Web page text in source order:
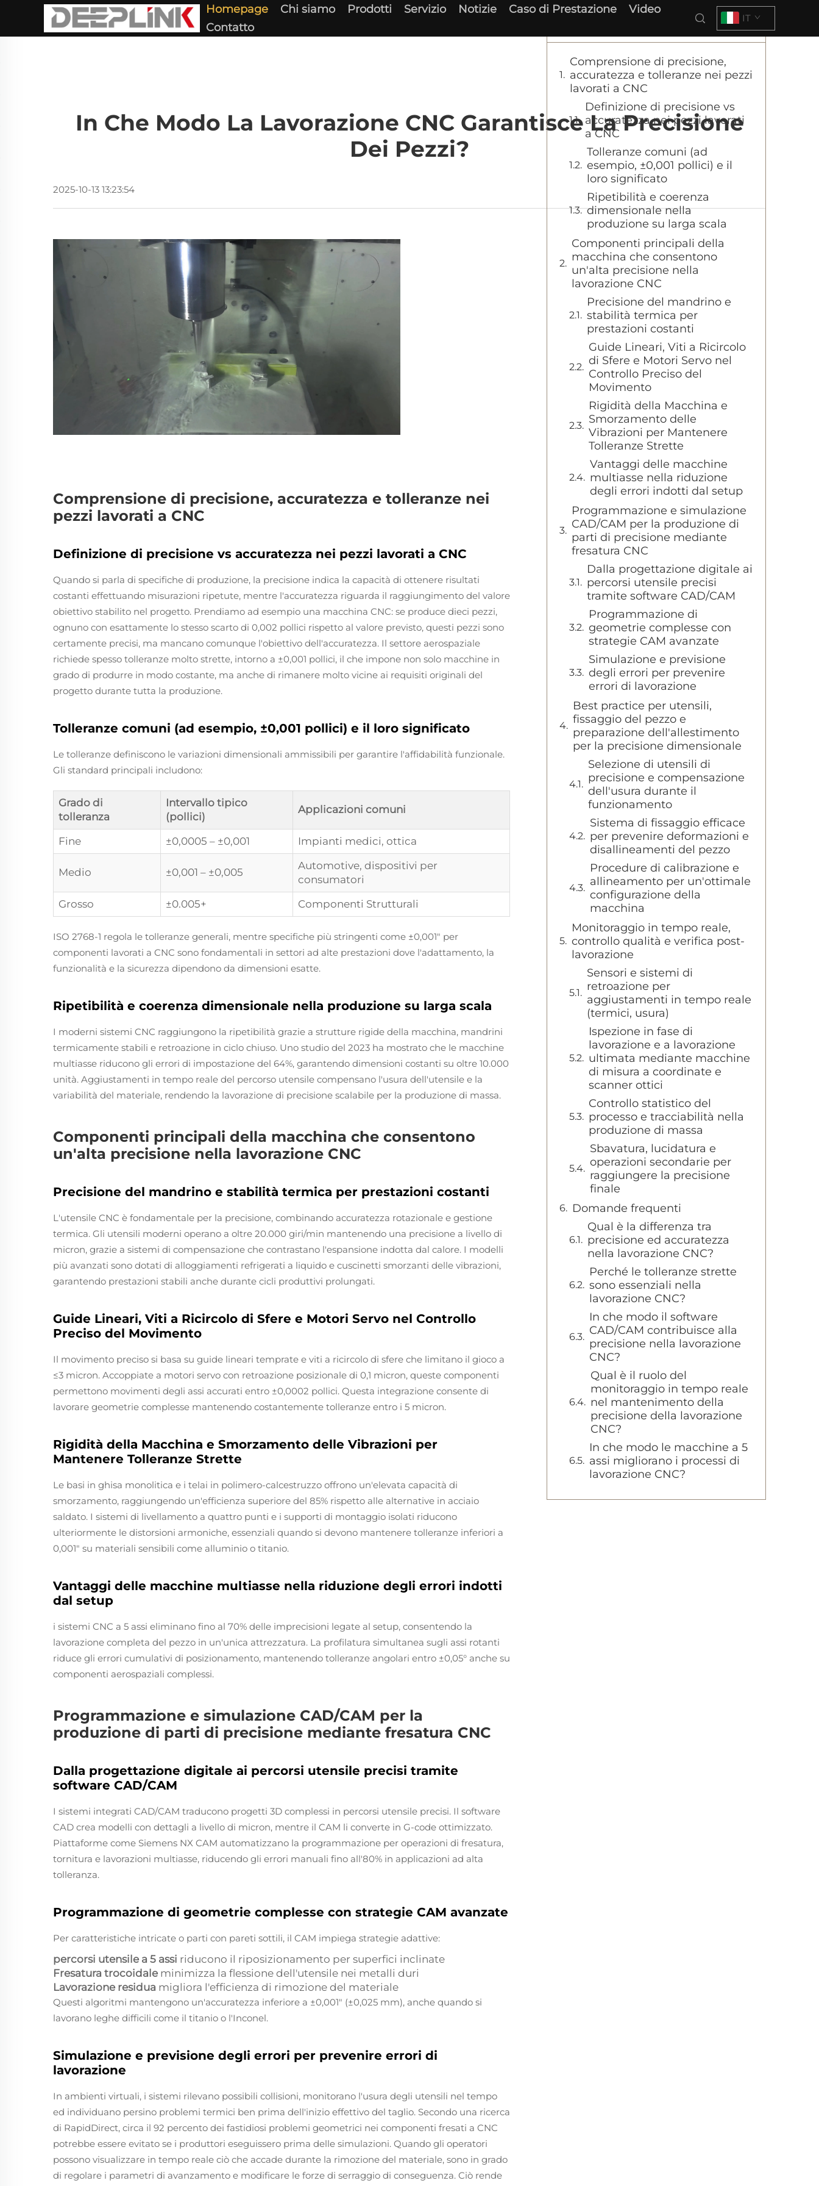
Homepage Chi siamo Prodotti Servizio Notizie Caso di Prestazione
Video
Contatto
IT
In Che Modo La Lavorazione CNC Garantisce La Precisione
Dei Pezzi?
2025-10-13 13:23:54
Comprensione di precisione, accuratezza e tolleranze nei
pezzi lavorati a CNC
Definizione di precisione vs accuratezza nei pezzi lavorati a CNC
Quando si parla di specifiche di produzione, la precisione indica la capacità di ottenere risultati
costanti effettuando misurazioni ripetute, mentre l'accuratezza riguarda il raggiungimento del valore
obiettivo stabilito nel progetto. Prendiamo ad esempio una macchina CNC: se produce dieci pezzi,
ognuno con esattamente lo stesso scarto di 0,002 pollici rispetto al valore previsto, questi pezzi sono
certamente precisi, ma mancano comunque l'obiettivo dell'accuratezza. Il settore aerospaziale
richiede spesso tolleranze molto strette, intorno a ±0,001 pollici, il che impone non solo macchine in
grado di produrre in modo costante, ma anche di rimanere molto vicine ai requisiti originali del
progetto durante tutta la produzione.
Tolleranze comuni (ad esempio, ±0,001 pollici) e il loro significato
Le tolleranze definiscono le variazioni dimensionali ammissibili per garantire l'affidabilità funzionale.
Gli standard principali includono:
Grado di
tolleranza
Intervallo tipico
(pollici)
Applicazioni comuni
Fine ±0,0005 – ±0,001 Impianti medici, ottica
Medio ±0,001 – ±0,005
Automotive, dispositivi per
consumatori
Grosso
±0.005+ Componenti Strutturali
ISO 2768-1 regola le tolleranze generali, mentre specifiche più stringenti come ±0,001" per
componenti lavorati a CNC sono fondamentali in settori ad alte prestazioni dove l'adattamento, la
funzionalità e la sicurezza dipendono da dimensioni esatte.
Ripetibilità e coerenza dimensionale nella produzione su larga scala
I moderni sistemi CNC raggiungono la ripetibilità grazie a strutture rigide della macchina, mandrini
termicamente stabili e retroazione in ciclo chiuso. Uno studio del 2023 ha mostrato che le macchine
multiasse riducono gli errori di impostazione del 64%, garantendo dimensioni costanti su oltre 10.000
unità. Aggiustamenti in tempo reale del percorso utensile compensano l'usura dell'utensile e la
variabilità del materiale, rendendo la lavorazione di precisione scalabile per la produzione di massa.
Componenti principali della macchina che consentono
un'alta precisione nella lavorazione CNC
Precisione del mandrino e stabilità termica per prestazioni costanti
L'utensile CNC è fondamentale per la precisione, combinando accuratezza rotazionale e gestione
termica. Gli utensili moderni operano a oltre 20.000 giri/min mantenendo una precisione a livello di
micron, grazie a sistemi di compensazione che contrastano l'espansione indotta dal calore. I modelli
più avanzati sono dotati di alloggiamenti refrigerati a liquido e cuscinetti smorzanti delle vibrazioni,
garantendo prestazioni stabili anche durante cicli produttivi prolungati.
Guide Lineari, Viti a Ricircolo di Sfere e Motori Servo nel Controllo
Preciso del Movimento
Il movimento preciso si basa su guide lineari temprate e viti a ricircolo di sfere che limitano il gioco a
≤3 micron. Accoppiate a motori servo con retroazione posizionale di 0,1 micron, queste componenti
permettono movimenti degli assi accurati entro ±0,0002 pollici. Questa integrazione consente di
lavorare geometrie complesse mantenendo costantemente tolleranze entro i 5 micron.
Rigidità della Macchina e Smorzamento delle Vibrazioni per
Mantenere Tolleranze Strette
Le basi in ghisa monolitica e i telai in polimero-calcestruzzo offrono un'elevata capacità di
smorzamento, raggiungendo un'efficienza superiore del 85% rispetto alle alternative in acciaio
saldato. I sistemi di livellamento a quattro punti e i supporti di montaggio isolati riducono
ulteriormente le distorsioni armoniche, essenziali quando si devono mantenere tolleranze inferiori a
0,001" su materiali sensibili come alluminio o titanio.
Vantaggi delle macchine multiasse nella riduzione degli errori indotti
dal setup
i sistemi CNC a 5 assi eliminano fino al 70% delle imprecisioni legate al setup, consentendo la
lavorazione completa del pezzo in un'unica attrezzatura. La profilatura simultanea sugli assi rotanti
riduce gli errori cumulativi di posizionamento, mantenendo tolleranze angolari entro ±0,05° anche su
componenti aerospaziali complessi.
Programmazione e simulazione CAD/CAM per la
produzione di parti di precisione mediante fresatura CNC
Dalla progettazione digitale ai percorsi utensile precisi tramite
software CAD/CAM
I sistemi integrati CAD/CAM traducono progetti 3D complessi in percorsi utensile precisi. Il software
CAD crea modelli con dettagli a livello di micron, mentre il CAM li converte in G-code ottimizzato.
Piattaforme come Siemens NX CAM automatizzano la programmazione per operazioni di fresatura,
tornitura e lavorazioni multiasse, riducendo gli errori manuali fino all'80% in applicazioni ad alta
tolleranza.
Programmazione di geometrie complesse con strategie CAM avanzate
Per caratteristiche intricate o parti con pareti sottili, il CAM impiega strategie adattive:
percorsi utensile a 5 assi riducono il riposizionamento per superfici inclinate
Fresatura trocoidale minimizza la flessione dell'utensile nei metalli duri
Lavorazione residua migliora l'efficienza di rimozione del materiale
Questi algoritmi mantengono un'accuratezza inferiore a ±0,001" (±0,025 mm), anche quando si
lavorano leghe difficili come il titanio o l'Inconel.
Simulazione e previsione degli errori per prevenire errori di
lavorazione
In ambienti virtuali, i sistemi rilevano possibili collisioni, monitorano l'usura degli utensili nel tempo
ed individuano persino problemi termici ben prima dell'inizio effettivo del taglio. Secondo una ricerca
di RapidDirect, circa il 92 percento dei fastidiosi problemi geometrici nei componenti fresati a CNC
potrebbe essere evitato se i produttori eseguissero prima delle simulazioni. Quando gli operatori
possono visualizzare in tempo reale ciò che accade durante la rimozione del materiale, sono in grado
di regolare i parametri di avanzamento e modificare le forze di serraggio di conseguenza. Ciò rende
Comprensione di precisione,
accuratezza e tolleranze nei pezzi
lavorati a CNC
Definizione di precisione vs
accuratezza nei pezzi lavorati
a CNC
Tolleranze comuni (ad
esempio, ±0,001 pollici) e il
loro significato
Ripetibilità e coerenza
dimensionale nella
produzione su larga scala
Componenti principali della
macchina che consentono
un'alta precisione nella
lavorazione CNC
Precisione del mandrino e
stabilità termica per
prestazioni costanti
Guide Lineari, Viti a Ricircolo
di Sfere e Motori Servo nel
Controllo Preciso del
Movimento
Rigidità della Macchina e
Smorzamento delle
Vibrazioni per Mantenere
Tolleranze Strette
Vantaggi delle macchine
multiasse nella riduzione
degli errori indotti dal setup
Programmazione e simulazione
CAD/CAM per la produzione di
parti di precisione mediante
fresatura CNC
Dalla progettazione digitale ai
percorsi utensile precisi
tramite software CAD/CAM
Programmazione di
geometrie complesse con
strategie CAM avanzate
Simulazione e previsione
degli errori per prevenire
errori di lavorazione
Best practice per utensili,
fissaggio del pezzo e
preparazione dell'allestimento
per la precisione dimensionale
Selezione di utensili di
precisione e compensazione
dell'usura durante il
funzionamento
Sistema di fissaggio efficace
per prevenire deformazioni e
disallineamenti del pezzo
Procedure di calibrazione e
allineamento per un'ottimale
configurazione della
macchina
Monitoraggio in tempo reale,
controllo qualità e verifica post-
lavorazione
Sensori e sistemi di
retroazione per
aggiustamenti in tempo reale
(termici, usura)
Ispezione in fase di
lavorazione e a lavorazione
ultimata mediante macchine
di misura a coordinate e
scanner ottici
Controllo statistico del
processo e tracciabilità nella
produzione di massa
Sbavatura, lucidatura e
operazioni secondarie per
raggiungere la precisione
finale
Domande frequenti
Qual è la differenza tra
precisione ed accuratezza
nella lavorazione CNC?
Perché le tolleranze strette
sono essenziali nella
lavorazione CNC?
In che modo il software
CAD/CAM contribuisce alla
precisione nella lavorazione
CNC?
Qual è il ruolo del
monitoraggio in tempo reale
nel mantenimento della
precisione della lavorazione
CNC?
In che modo le macchine a 5
assi migliorano i processi di
lavorazione CNC?